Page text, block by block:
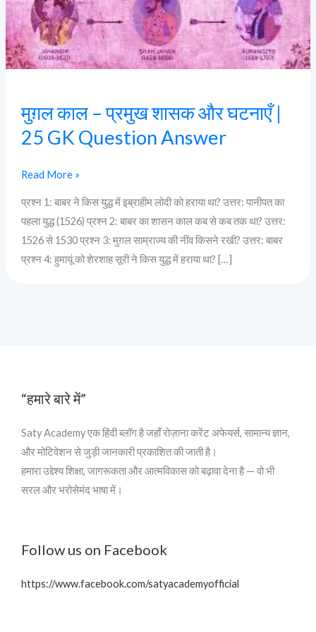
मुग़ल काल – प्रमुख शासक और घटनाएँ |
25 GK Question Answer
घटनाएँ
|
25
GK
Read More »
प्रश्न 1: बाबर ने किस युद्ध में इब्राहीम लोदी को हराया था? उत्तर: पानीपत का
पहला युद्ध (1526) प्रश्न 2: बाबर का शासन काल कब से कब तक था? उत्तर:
1526 से 1530 प्रश्न 3: मुग़ल साम्राज्य की नींव किसने रखी? उत्तर: बाबर
प्रश्न 4: हुमायूं को शेरशाह सूरी ने किस युद्ध में हराया था? […]
“हमारे बारे में”
Saty Academy एक हिंदी ब्लॉग है जहाँ रोज़ाना करेंट अफेयर्स, सामान्य ज्ञान,
और मोटिवेशन से जुड़ी जानकारी प्रकाशित की जाती है।
हमारा उद्देश्य शिक्षा, जागरूकता और आत्मविकास को बढ़ावा देना है — वो भी
सरल और भरोसेमंद भाषा में।
Follow us on Facebook
https://www.facebook.com/satyacademyofficial